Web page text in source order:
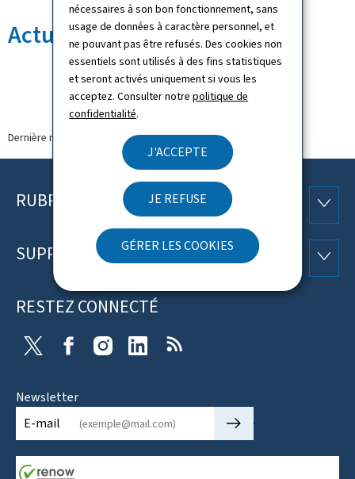
nécessaires à son bon fonctionnement, sans
usage de données à caractère personnel, et
ne pouvant pas être refusés. Des cookies non
essentiels sont utilisés à des fins statistiques
et seront activés uniquement si vous les
acceptez. Consulter notrepolitique de
confidentialité.
J'ACCEPTE
JE REFUSE
GÉRER LES COOKIES
Actualités
Dernière modification le 07.05.2025
Pied
page
RUBRIQUES
SUPPORT
RESTEZ CONNECTÉ
FacebookInstagramLinkedin
Newsletter
E-mail
🡒